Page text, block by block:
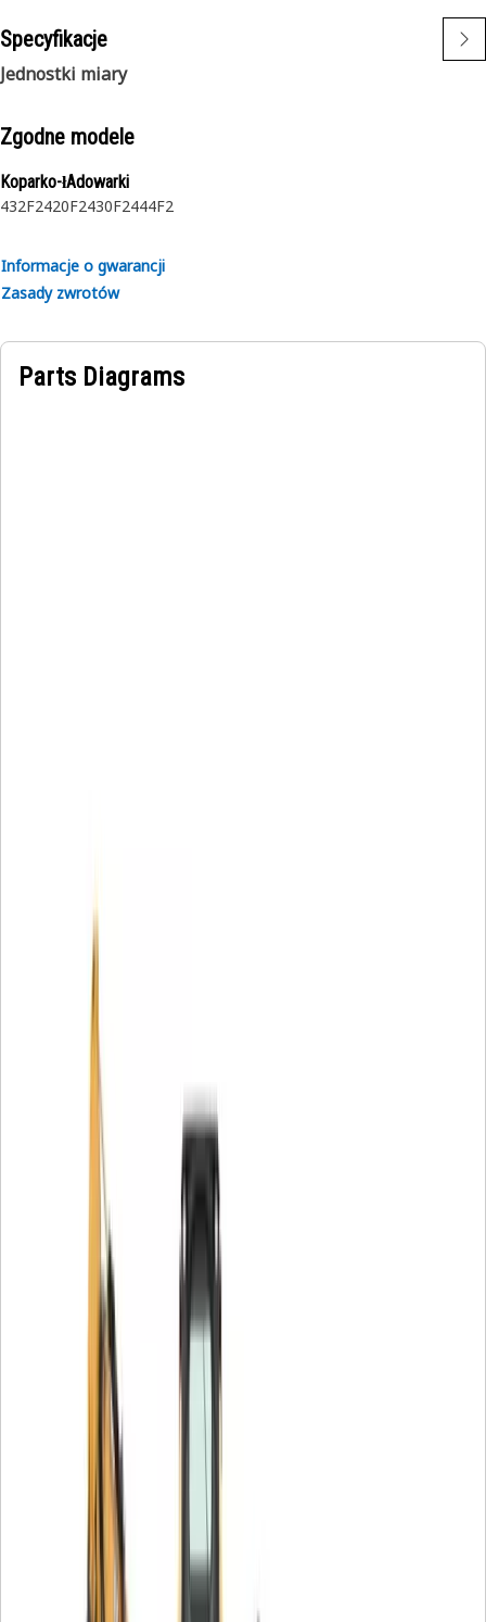
opływowe podpory zapewniają, że śnieg nie przywiera do
osprzętu, co wpływa na zwiększenie wydajności. Proste
pługi do śniegu Cat są wyposażone standardowo w system
ruchomej krawędzi, który chroni maszynę i osprzęt przed
Specyfikacje
Jednostki miary
Zgodne modele
Koparko-łAdowarki
432F2420F2430F2444F2
Informacje o gwarancji
Zasady zwrotów
Parts Diagrams